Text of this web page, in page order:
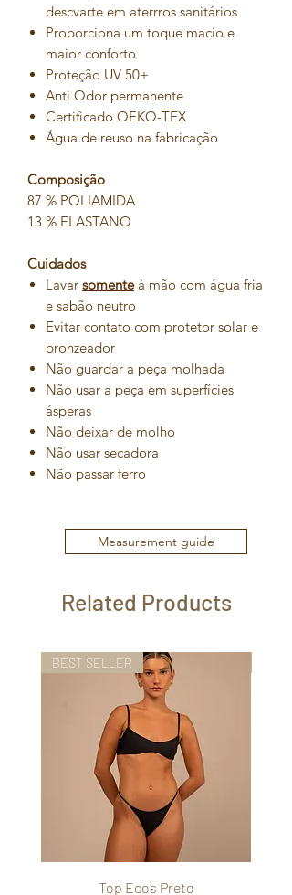
descvarte em aterrros sanitários
Proporciona um toque macio e
maior conforto
Proteção UV 50+
Anti Odor permanente
Certificado OEKO-TEX
Água de reuso na fabricação
Composição
87 % POLIAMIDA
13 % ELASTANO
Cuidados
Lavar somente à mão com água fria
e sabão neutro
Evitar contato com protetor solar e
bronzeador
Não guardar a peça molhada
Não usar a peça em superfícies
ásperas
Não deixar de molho
Não usar secadora
Não passar ferro
Measurement guide
Related Products
BEST SELLER
Top Ecos Preto